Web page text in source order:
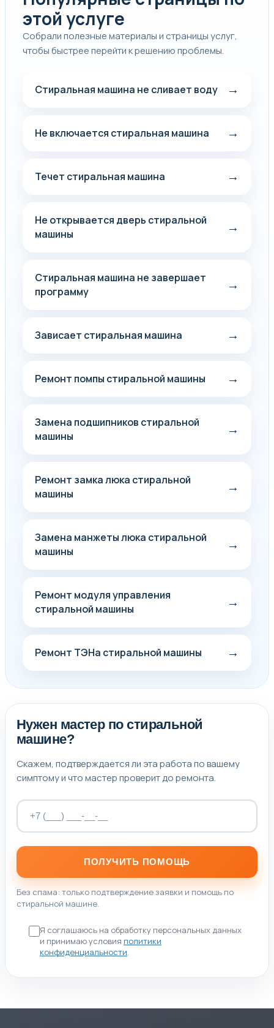
этой услуге
Собрали полезные материалы и страницы услуг,
чтобы быстрее перейти к решению проблемы.
Стиральная машина не сливает воду →
Не включается стиральная машина →
Течет стиральная машина →
Не открывается дверь стиральной
машины
→
Стиральная машина не завершает
программу
→
Зависает стиральная машина →
Ремонт помпы стиральной машины →
Замена подшипников стиральной
машины
→
Ремонт замка люка стиральной
машины
→
Замена манжеты люка стиральной
машины
→
Ремонт модуля управления
стиральной машины
→
Ремонт ТЭНа стиральной машины →
Нужен мастер по стиральной
машине?
Скажем, подтверждается ли эта работа по вашему
симптому и что мастер проверит до ремонта.
ПОЛУЧИТЬ ПОМОЩЬ
Без спама: только подтверждение заявки и помощь по
стиральной машине.
Я соглашаюсь на обработку персональных данных
и принимаю условия политики
конфиденциальности.